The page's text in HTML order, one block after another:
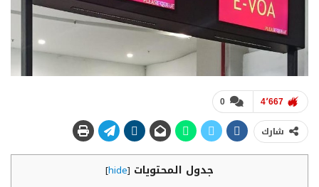
0 4٬667
شارك
جدول المحتويات [
hide
]